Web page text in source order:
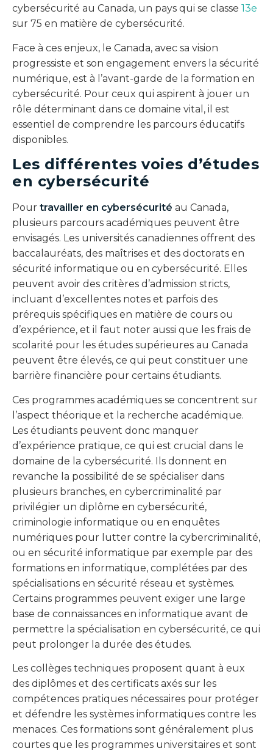
cybersécurité au Canada, un pays qui se classe 13e
sur 75 en matière de cybersécurité.
Face à ces enjeux, le Canada, avec sa vision
progressiste et son engagement envers la sécurité
numérique, est à l’avant-garde de la formation en
cybersécurité. Pour ceux qui aspirent à jouer un
rôle déterminant dans ce domaine vital, il est
essentiel de comprendre les parcours éducatifs
disponibles.
Les différentes voies d’études
en cybersécurité
Pour travailler en cybersécurité au Canada,
plusieurs parcours académiques peuvent être
envisagés. Les universités canadiennes offrent des
baccalauréats, des maîtrises et des doctorats en
sécurité informatique ou en cybersécurité. Elles
peuvent avoir des critères d’admission stricts,
incluant d’excellentes notes et parfois des
prérequis spécifiques en matière de cours ou
d’expérience, et il faut noter aussi que les frais de
scolarité pour les études supérieures au Canada
peuvent être élevés, ce qui peut constituer une
barrière financière pour certains étudiants.
Ces programmes académiques se concentrent sur
l’aspect théorique et la recherche académique.
Les étudiants peuvent donc manquer
d’expérience pratique, ce qui est crucial dans le
domaine de la cybersécurité. Ils donnent en
revanche la possibilité de se spécialiser dans
plusieurs branches, en cybercriminalité par
privilégier un diplôme en cybersécurité,
criminologie informatique ou en enquêtes
numériques pour lutter contre la cybercriminalité,
ou en sécurité informatique par exemple par des
formations en informatique, complétées par des
spécialisations en sécurité réseau et systèmes.
Certains programmes peuvent exiger une large
base de connaissances en informatique avant de
permettre la spécialisation en cybersécurité, ce qui
peut prolonger la durée des études.
Les collèges techniques proposent quant à eux
des diplômes et des certificats axés sur les
compétences pratiques nécessaires pour protéger
et défendre les systèmes informatiques contre les
menaces. Ces formations sont généralement plus
courtes que les programmes universitaires et sont